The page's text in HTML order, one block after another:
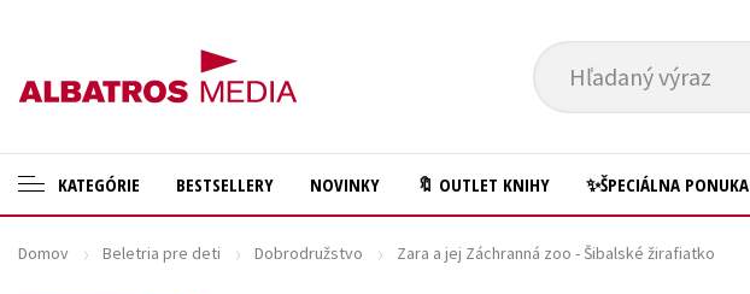
Hľadaný výraz
KATEGÓRIE
🛍️ Darčekové poukazy Cestovanie
BESTSELLERY NOVINKY 🔖 OUTLET KNIHY ✨ŠPECIÁLNA PONUKA
Domov Beletria pre deti Dobrodružstvo Zara a jej Záchranná zoo - Šibalské žirafiatko